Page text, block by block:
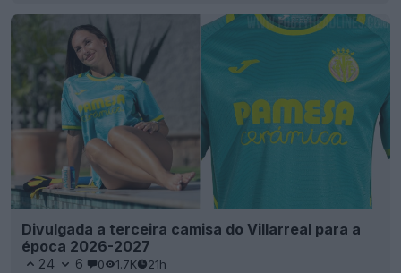
Divulgada a terceira camisa do Villarreal para a
época 2026-2027
24 6 0 1.7K 21h